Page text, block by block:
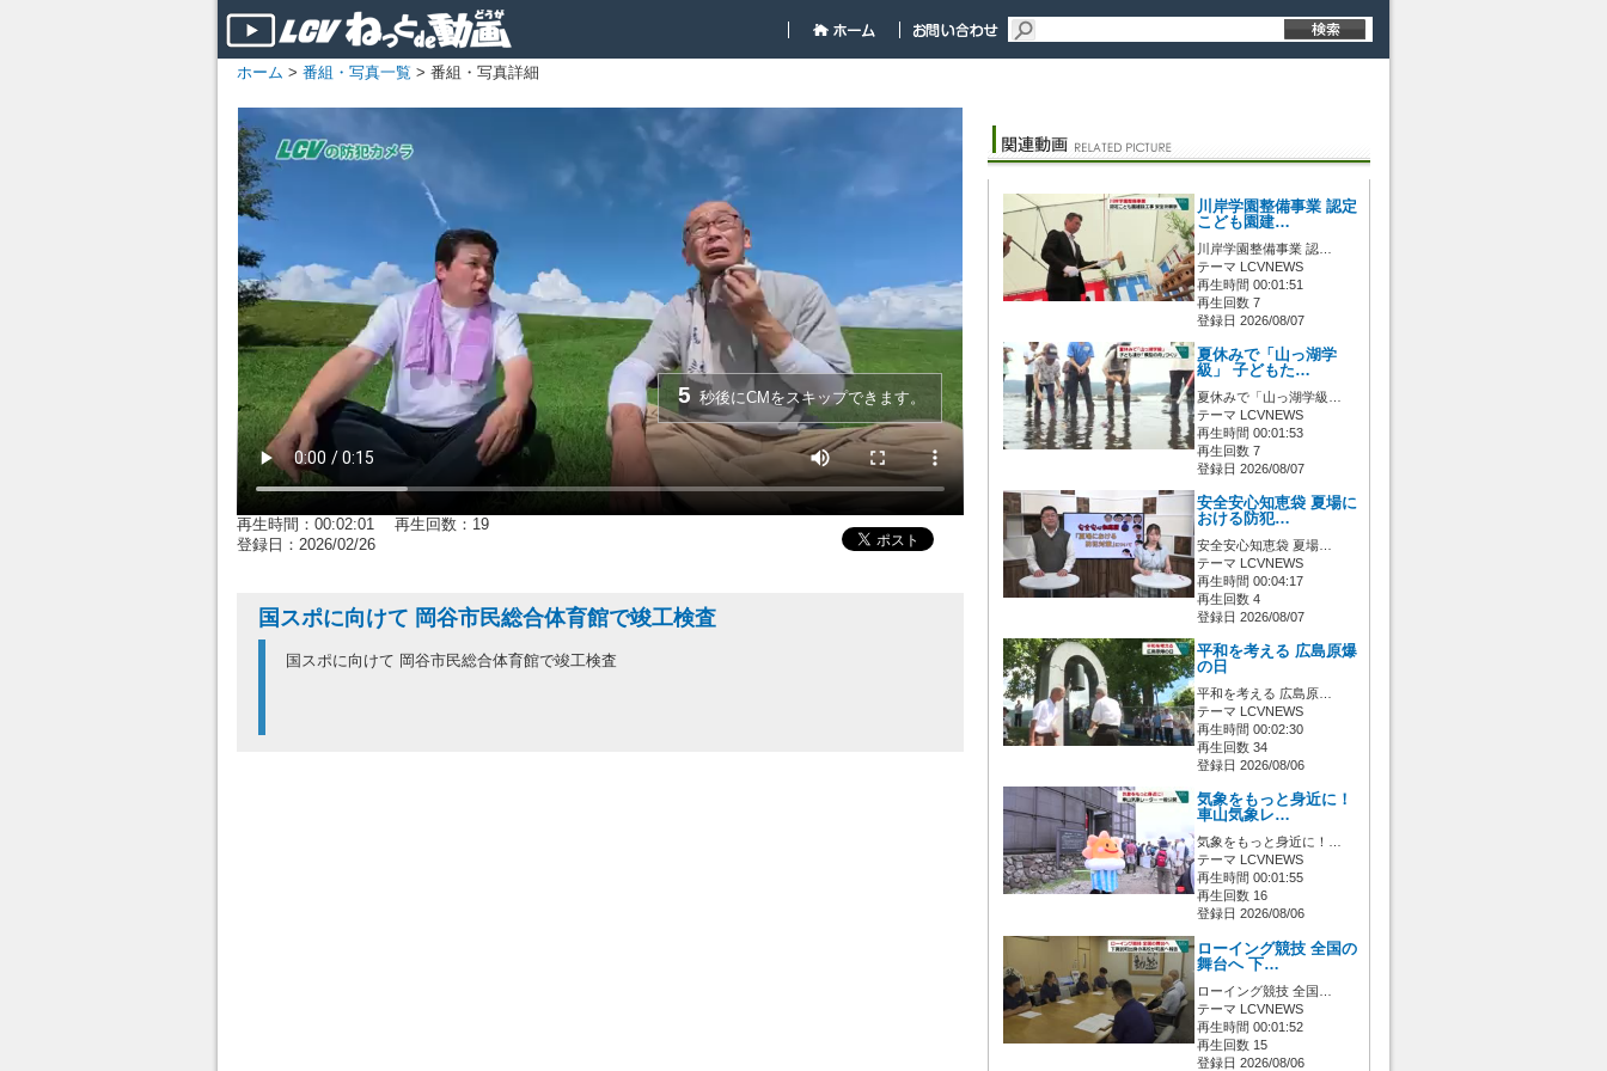
ホーム > 番組・写真一覧 > 番組・写真詳細
5 秒後にCMをスキップできます。
再生時間：00:02:01 再生回数：19
登録日：2026/02/26
国スポに向けて 岡谷市民総合体育館で竣工検査
国スポに向けて 岡谷市民総合体育館で竣工検査
川岸学園整備事業 認定
こども園建…
川岸学園整備事業 認…
テーマ LCVNEWS
再生時間 00:01:51
再生回数 7
登録日 2026/08/07
夏休みで「山っ湖学
級」 子どもた…
夏休みで「山っ湖学級…
テーマ LCVNEWS
再生時間 00:01:53
再生回数 7
登録日 2026/08/07
安全安心知恵袋 夏場に
おける防犯…
安全安心知恵袋 夏場…
テーマ LCVNEWS
再生時間 00:04:17
再生回数 4
登録日 2026/08/07
平和を考える 広島原爆
の日
平和を考える 広島原…
テーマ LCVNEWS
再生時間 00:02:30
再生回数 34
登録日 2026/08/06
気象をもっと身近に！
車山気象レ…
気象をもっと身近に！…
テーマ LCVNEWS
再生時間 00:01:55
再生回数 16
登録日 2026/08/06
ローイング競技 全国の
舞台へ 下…
ローイング競技 全国…
テーマ LCVNEWS
再生時間 00:01:52
再生回数 15
登録日 2026/08/06